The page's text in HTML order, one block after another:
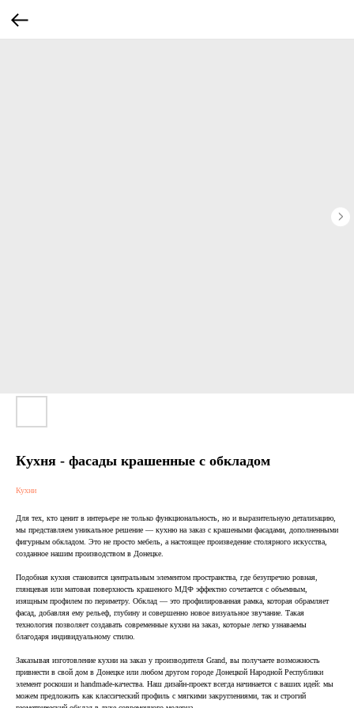
Кухня - фасады крашенные с обкладом
Кухни
Для тех, кто ценит в интерьере не только функциональность, но и выразительную детализацию,
мы представляем уникальное решение — кухню на заказ с крашеными фасадами, дополненными
фигурным обкладом. Это не просто мебель, а настоящее произведение столярного искусства,
созданное нашим производством в Донецке.
Подобная кухня становится центральным элементом пространства, где безупречно ровная,
глянцевая или матовая поверхность крашеного МДФ эффектно сочетается с объемным,
изящным профилем по периметру. Обклад — это профилированная рамка, которая обрамляет
фасад, добавляя ему рельеф, глубину и совершенно новое визуальное звучание. Такая
технология позволяет создавать современные кухни на заказ, которые легко узнаваемы
благодаря индивидуальному стилю.
Заказывая изготовление кухни на заказ у производителя Grand, вы получаете возможность
привнести в свой дом в Донецке или любом другом городе Донецкой Народной Республики
элемент роскоши и handmade-качества. Наш дизайн-проект всегда начинается с ваших идей: мы
можем предложить как классический профиль с мягкими закруглениями, так и строгий